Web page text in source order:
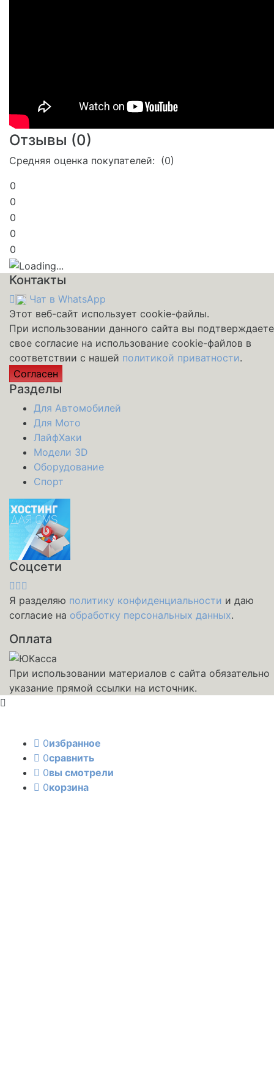
Отзывы (0)
Средняя оценка покупателей: (0)
0
0
0
0
0
Контакты
Чат в WhatsApp
Этот веб-сайт использует cookie-файлы.
При использовании данного сайта вы подтверждаете
свое согласие на использование cookie-файлов в
соответствии с нашей политикой приватности.
Согласен
Разделы
Для Автомобилей
Для Мото
ЛайфХаки
Модели 3D
Оборудование
Спорт
Соцсети
Я разделяю политику конфиденциальности и даю
согласие на обработку персональных данных.
Оплата
При использовании материалов с сайта обязательно
указание прямой ссылки на источник.
0избранное
0сравнить
0вы смотрели
0корзина